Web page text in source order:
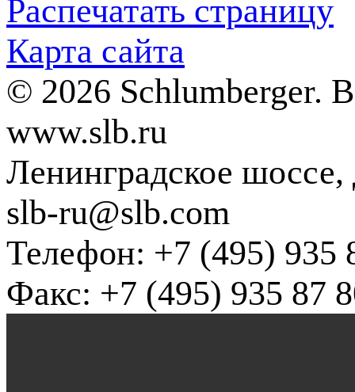
Распечатать страницу
Карта сайта
© 2026 Schlumberger.
www.slb.ru
Ленинградское
slb-ru@slb.com
Телефон: +7 (495) 935
Факс: +7 (495) 935 87